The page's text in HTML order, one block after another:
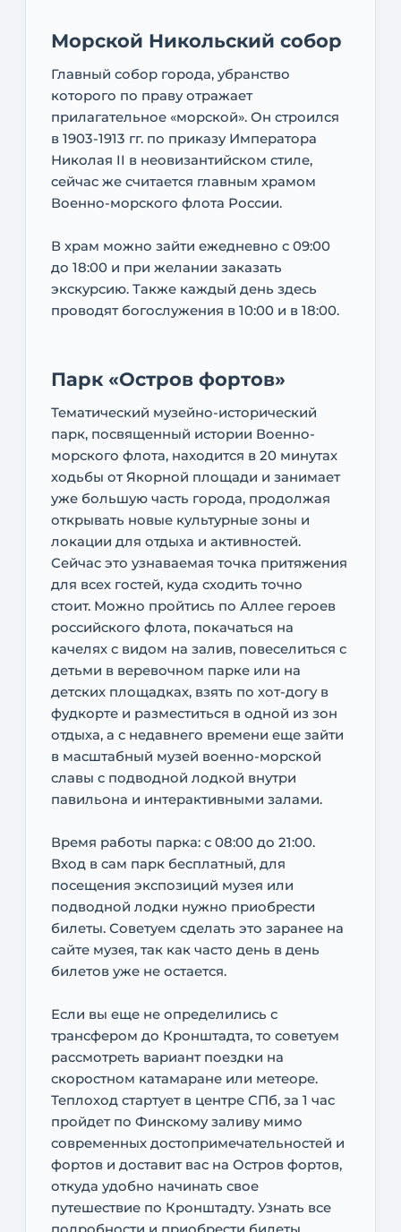
Морской Никольский собор
Главный собор города, убранство
которого по праву отражает
прилагательное «морской». Он строился
в 1903-1913 гг. по приказу Императора
Николая II в неовизантийском стиле,
сейчас же считается главным храмом
Военно-морского флота России.
В храм можно зайти ежедневно с 09:00
до 18:00 и при желании заказать
экскурсию. Также каждый день здесь
проводят богослужения в 10:00 и в 18:00.
Парк «Остров фортов»
Тематический музейно-исторический
парк, посвященный истории Военно-
морского флота, находится в 20 минутах
ходьбы от Якорной площади и занимает
уже большую часть города, продолжая
открывать новые культурные зоны и
локации для отдыха и активностей.
Сейчас это узнаваемая точка притяжения
для всех гостей, куда сходить точно
стоит. Можно пройтись по Аллее героев
российского флота, покачаться на
качелях с видом на залив, повеселиться с
детьми в веревочном парке или на
детских площадках, взять по хот-догу в
фудкорте и разместиться в одной из зон
отдыха, а с недавнего времени еще зайти
в масштабный музей военно-морской
славы с подводной лодкой внутри
павильона и интерактивными залами.
Время работы парка: с 08:00 до 21:00.
Вход в сам парк бесплатный, для
посещения экспозиций музея или
подводной лодки нужно приобрести
билеты. Советуем сделать это заранее на
сайте музея, так как часто день в день
билетов уже не остается.
Если вы еще не определились с
трансфером до Кронштадта, то советуем
рассмотреть вариант поездки на
скоростном катамаране или метеоре.
Теплоход стартует в центре СПб, за 1 час
пройдет по Финскому заливу мимо
современных достопримечательностей и
фортов и доставит вас на Остров фортов,
откуда удобно начинать свое
путешествие по Кронштадту. Узнать все